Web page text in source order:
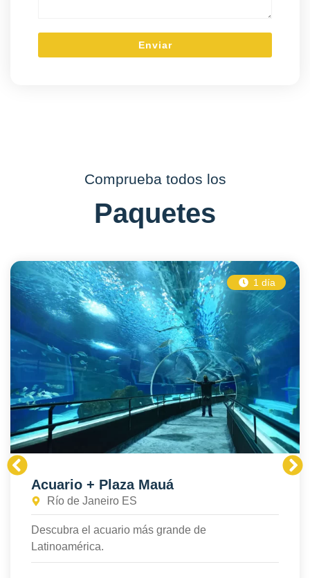
Comprueba todos los
Paquetes
1 día
Acuario + Plaza Mauá
Río de Janeiro ES
Descubra el acuario más grande de
Latinoamérica.